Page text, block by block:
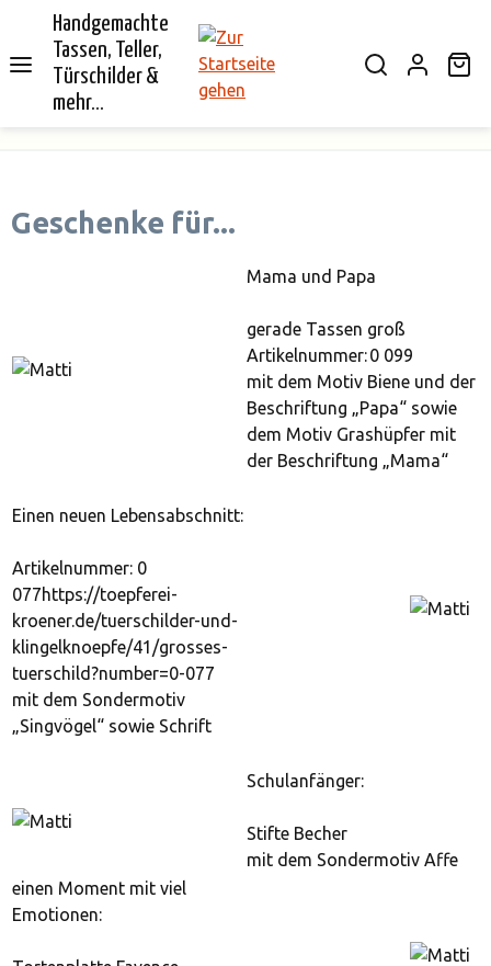
springen
Handgemachte
Tassen, Teller,
Türschilder &
mehr...
Geschenke für...
Mama und Papa
gerade Tassen groß
Artikelnummer: 0 099
mit dem Motiv Biene und der
Beschriftung „Papa“ sowie
dem Motiv Grashüpfer mit
der Beschriftung „Mama“
Einen neuen Lebensabschnitt:
Artikelnummer: 0
077https://toepferei-
kroener.de/tuerschilder-und-
klingelknoepfe/41/grosses-
tuerschild?number=0-077
mit dem Sondermotiv
„Singvögel“ sowie Schrift
Schulanfänger:
Stifte Becher
mit dem Sondermotiv Affe
einen Moment mit viel
Emotionen: